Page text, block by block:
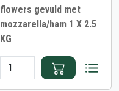
flowers gevuld met
mozzarella/ham 1 X 2.5
KG